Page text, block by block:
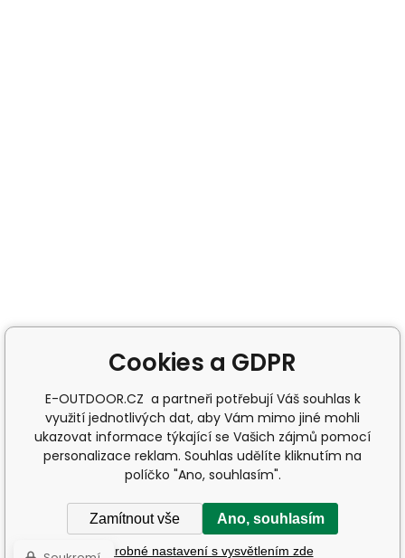
Cookies a GDPR
E-OUTDOOR.CZ a partneři potřebují Váš souhlas k
využití jednotlivých dat, aby Vám mimo jiné mohli
ukazovat informace týkající se Vašich zájmů pomocí
personalizace reklam. Souhlas udělíte kliknutím na
políčko "Ano, souhlasím".
Zamítnout vše Ano, souhlasím
Podrobné nastavení s vysvětlením zde